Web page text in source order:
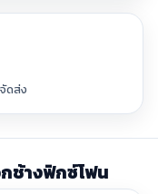
ดส่ง
ช้างฟิกซ์โฟน